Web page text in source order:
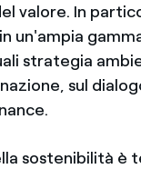
valore. In
un'ampia
strategia
sul
sostenibilità è